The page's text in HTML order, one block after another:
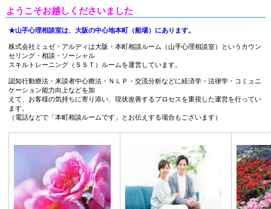
ようこそお越しくださいました
★山手心理相談室は、大阪の中心地本町（船場）にあります。
株式会社ミュゼ・アルディは大阪・本町相談ルーム（山手心理相談室）というカウン
セリング・相談・ソーシャル
スキルトレーニング（ＳＳＴ）ルームを運営しています。
認知行動療法・来談者中心療法・ＮＬＰ・交流分析などに経済学・法律学・コミュニ
ケーション能力向上などを加
えて、お客様の気持ちに寄り添い、現状改善するプロセスを重視した運営を行ってい
ます。
（電話などで「本町相談ルームです」とお伝えする場合もございます）